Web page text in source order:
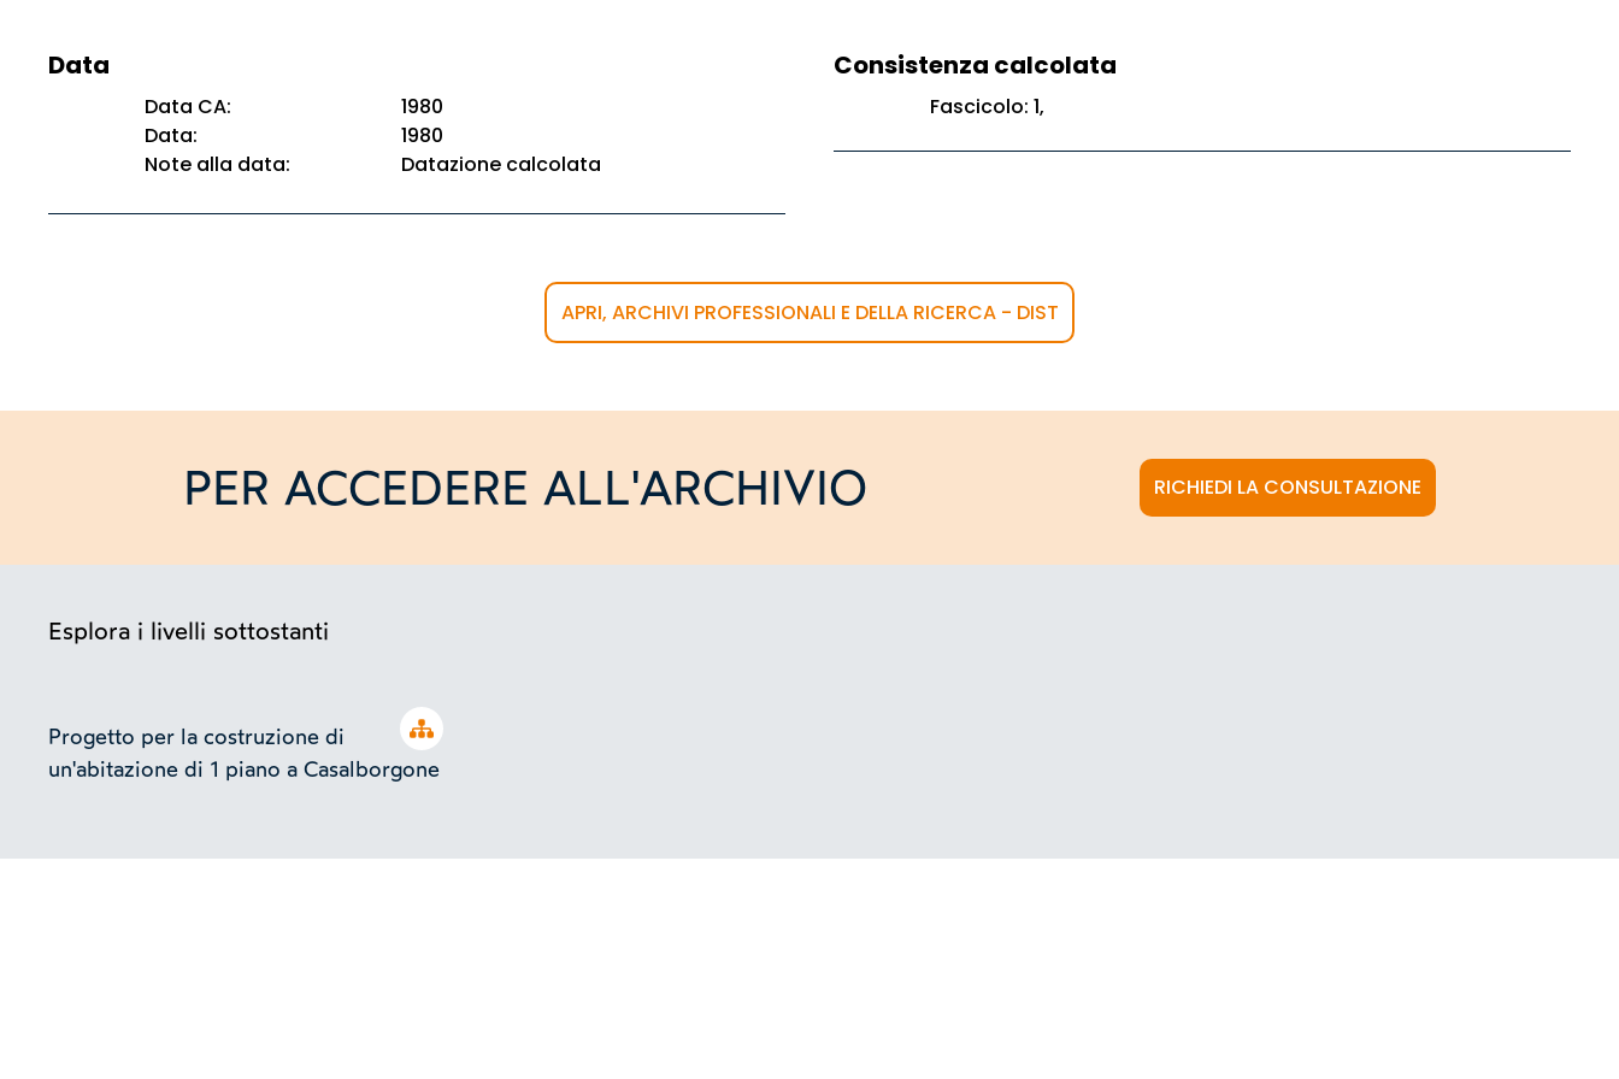
Data
Data CA:
1980
Data:
1980
Note alla data:
Datazione calcolata
Consistenza calcolata
Fascicolo: 1,
APRI, ARCHIVI PROFESSIONALI E DELLA RICERCA - DIST
PER ACCEDERE ALL'ARCHIVIO RICHIEDI LA CONSULTAZIONE
Esplora i livelli sottostanti
Open tree
Progetto per la costruzione di
un'abitazione di 1 piano a Casalborgone